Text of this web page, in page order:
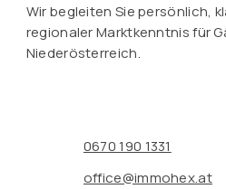
Wir begleiten Sie persönlich,
regionaler Marktkenntnis für
Niederösterreich.
0670 190 1331
office@immohex.at